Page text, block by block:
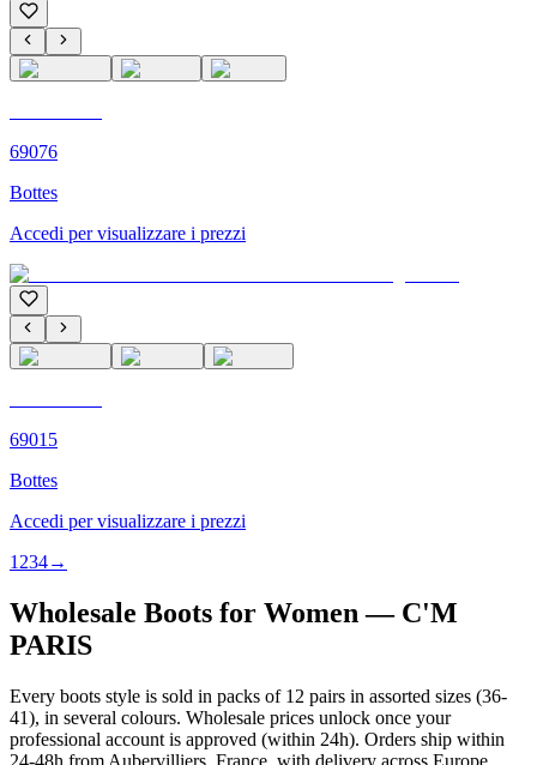
69076
Bottes
Accedi per visualizzare i prezzi
69015
Bottes
Accedi per visualizzare i prezzi
1 234→
Wholesale Boots for Women — C'M
PARIS
Every boots style is sold in packs of 12 pairs in assorted sizes (36-
41), in several colours. Wholesale prices unlock once your
professional account is approved (within 24h). Orders ship within
24-48h from Aubervilliers, France, with delivery across Europe.